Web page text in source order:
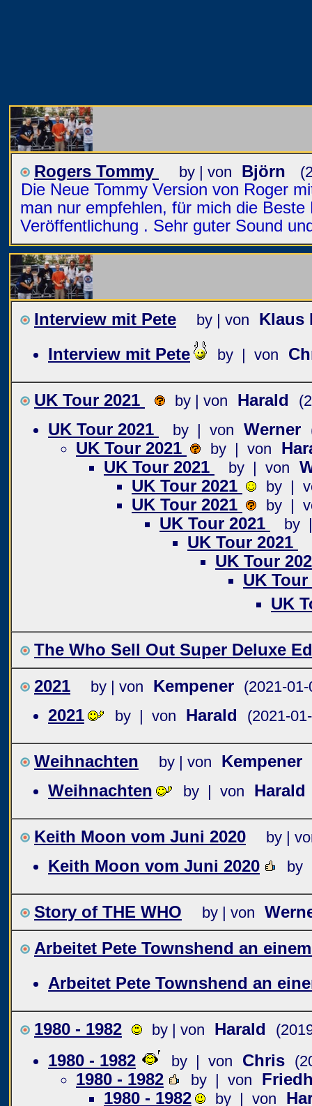
Rogers Tommy by | von Björn
Die Neue Tommy Version von Roger
man nur empfehlen, für mich die Beste
Veröffentlichung . Sehr guter Sound
Interview mit Pete by | von
Klaus
Interview mit Pete
by | von
UK Tour 2021 by | von Harald
UK Tour 2021 by | von Werner
UK Tour 2021 by | von
UK Tour 2021
by | von
UK Tour 2021
by |
UK Tour 2021 by |
UK Tour 2021 by
UK Tour 2021
UK Tour
UK
UK
The Who Sell Out Super Deluxe
2021
by | von Kempener (2021-
2021 by | von Harald (2021-
Weihnachten by | von
Kempener
Weihnachten
by | von Harald
Keith Moon vom Juni 2020 by |
Keith Moon vom Juni 2020 by
Story of THE WHO by | von
Arbeitet Pete Townshend an
Arbeitet Pete Townshend an
1980 - 1982 by | von Harald
1980 - 1982 by | von Chris
1980 - 1982 by | von
1980 - 1982
by | von